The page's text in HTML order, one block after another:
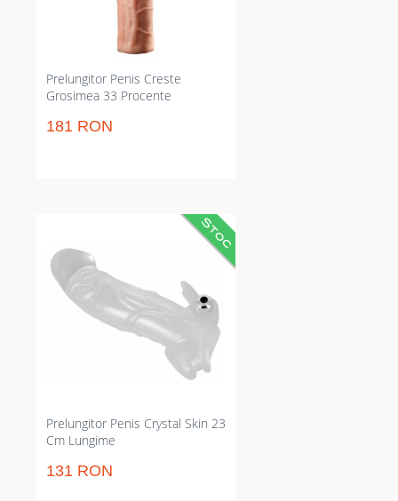
Prelungitor Penis Creste
Grosimea 33 Procente
181 RON
cu complicații de izbândă care vor
Prelungitor Penis Crystal Skin 23
Cm Lungime
131 RON
Prelungitor de falus transparent
care crește imediat lungimea și
grosimea pentru trăiri mai pline.
Conține mini‑vibrator detașabil
pentru stârnire clitoridiană și este
rezistent la apă pentru folosire
relaxată și curățare facilă. Perfect
pentru partide intime îndată ce
vrei rezultate imediate fără